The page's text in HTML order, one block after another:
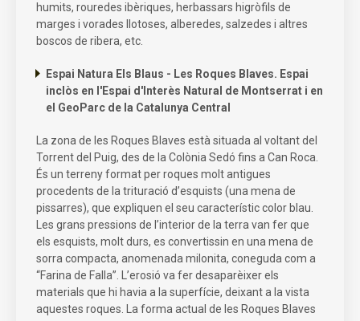
humits, rouredes ibèriques, herbassars higròfils de
marges i vorades llotoses, alberedes, salzedes i altres
boscos de ribera, etc.
Espai Natura Els Blaus - Les Roques Blaves. Espai
inclòs en l'Espai d'Interès Natural de Montserrat i en
el GeoParc de la Catalunya Central
La zona de les Roques Blaves està situada al voltant del
Torrent del Puig, des de la Colònia Sedó fins a Can Roca.
És un terreny format per roques molt antigues
procedents de la trituració d’esquists (una mena de
pissarres), que expliquen el seu característic color blau.
Les grans pressions de l’interior de la terra van fer que
els esquists, molt durs, es convertissin en una mena de
sorra compacta, anomenada milonita, coneguda com a
“Farina de Falla”. L’erosió va fer desaparèixer els
materials que hi havia a la superfície, deixant a la vista
aquestes roques. La forma actual de les Roques Blaves